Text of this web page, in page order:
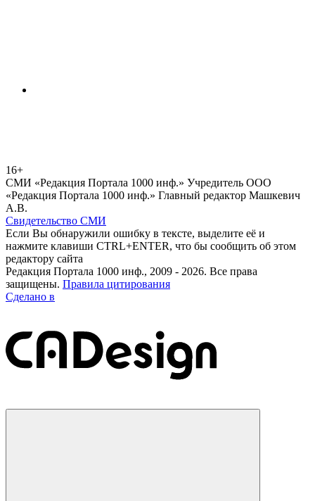
16+
СМИ «Редакция Портала 1000 инф.» Учредитель ООО
«Редакция Портала 1000 инф.» Главный редактор Машкевич
А.В.
Свидетельство СМИ
Если Вы обнаружили ошибку в тексте, выделите её и
нажмите клавиши CTRL+ENTER, что бы сообщить об этом
редактору сайта
Редакция Портала 1000 инф., 2009 - 2026. Все права
защищены. Правила цитирования
Сделано в